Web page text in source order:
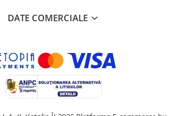
DATE COMERCIALE